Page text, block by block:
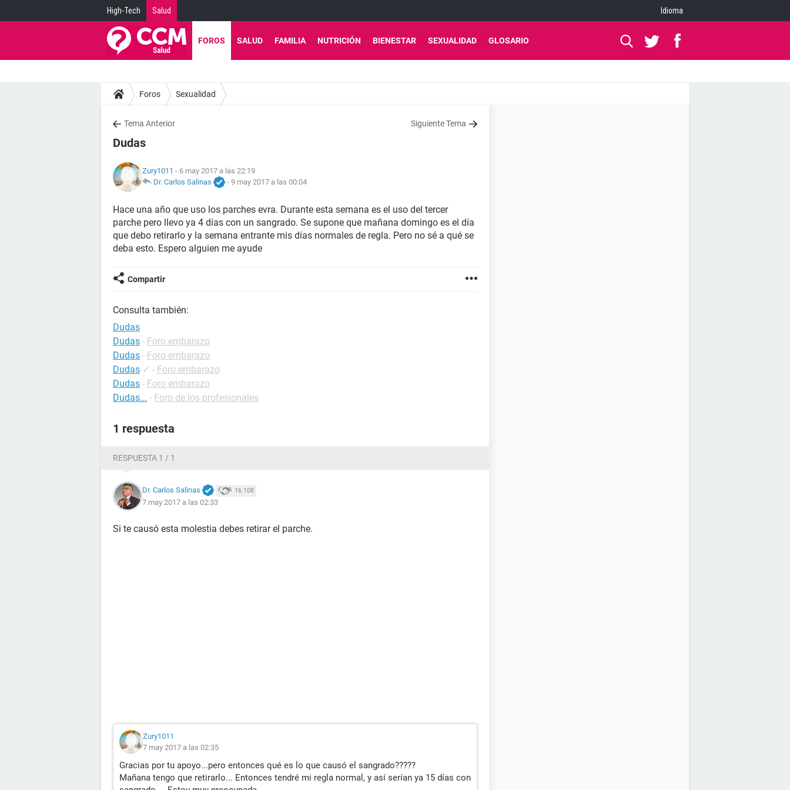
High-Tech Salud Idioma
FOROS SALUD FAMILIA NUTRICIÓN BIENESTAR SEXUALIDAD GLOSARIO
Foros Sexualidad
Tema Anterior Siguiente Tema
Dudas
Zury1011 - 6 may 2017 a las 22:19
Dr. Carlos Salinas
- 9 may 2017 a las 00:04
Hace una año que uso los parches evra. Durante esta semana es el uso del tercer
parche pero llevo ya 4 días con un sangrado. Se supone que mañana domingo es el día
que debo retirarlo y la semana entrante mis días normales de regla. Pero no sé a qué se
deba esto. Espero alguien me ayude
Compartir
Consulta también:
Dudas
Dudas - Foro embarazo
Dudas - Foro embarazo
Dudas ✓ - Foro embarazo
Dudas - Foro embarazo
Dudas... - Foro de los profesionales
1 respuesta
RESPUESTA 1 / 1
Dr. Carlos Salinas 16.108
7 may 2017 a las 02:33
Si te causó esta molestia debes retirar el parche.
Zury1011
7 may 2017 a las 02:35
Gracias por tu apoyo...pero entonces qué es lo que causó el sangrado?????
Mañana tengo que retirarlo... Entonces tendré mi regla normal, y así serían ya 15 días con